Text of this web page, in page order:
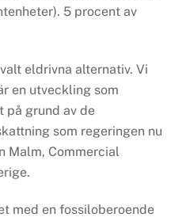
5 procent av
eldrivna alternativ. Vi
en utveckling som
på grund av de
som regeringen nu
Malm, Commercial
med en fossiloberoende